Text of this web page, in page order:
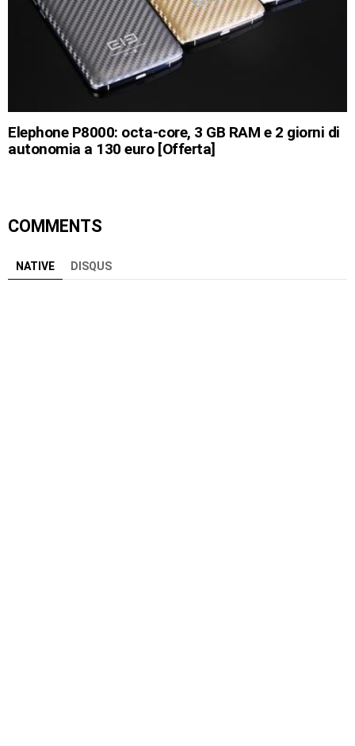
Elephone P8000: octa-core, 3 GB RAM e 2 giorni di
autonomia a 130 euro [Offerta]
COMMENTS
NATIVE DISQUS